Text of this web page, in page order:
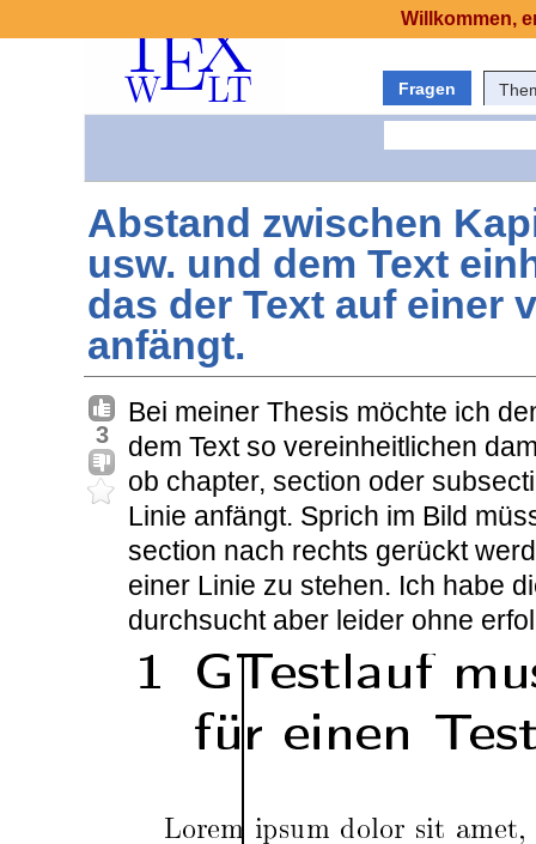
Fragen
Abstand zwischen
usw. und dem Text
das der Text auf einer
anfängt.
3
Bei meiner Thesis möchte ich
dem Text so vereinheitlichen
ob chapter, section oder
Linie anfängt. Sprich im Bild
section nach rechts gerückt
einer Linie zu stehen. Ich habe
durchsucht aber leider ohne
Willkommen,